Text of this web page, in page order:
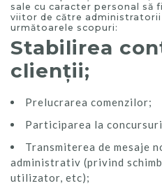
sale cu caracter personal să
viitor de către administratorii
următoarele scopuri:
Stabilirea
clienţii;
Prelucrarea comenzilor;
Participarea la
Transmiterea de mesaje
administrativ (privind
utilizator, etc);